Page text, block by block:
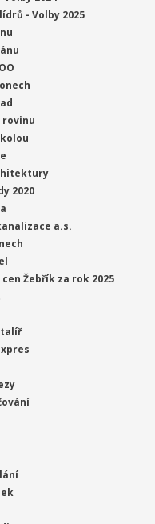
- Volby 2025
rovinu
2020
a.s.
Žebřík za rok 2025
talíř